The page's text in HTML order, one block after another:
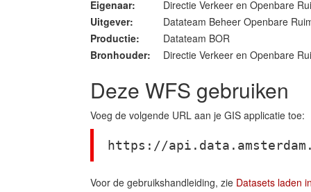
Eigenaar:
Directie Verkeer en Openbare
Uitgever:
Datateam Beheer Openbare
Productie:
Datateam BOR
Bronhouder:
Directie Verkeer en Openbare
Deze WFS gebruiken
Voeg de volgende URL aan je GIS applicatie toe:
https://
Voor de gebruikshandleiding, zie Datasets laden